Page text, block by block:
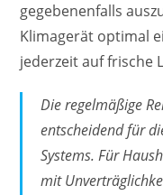
gegebenenfalls
Klimagerät optimal
jederzeit auf frische
Die regelmäßige
entscheidend für
Systems. Für
mit